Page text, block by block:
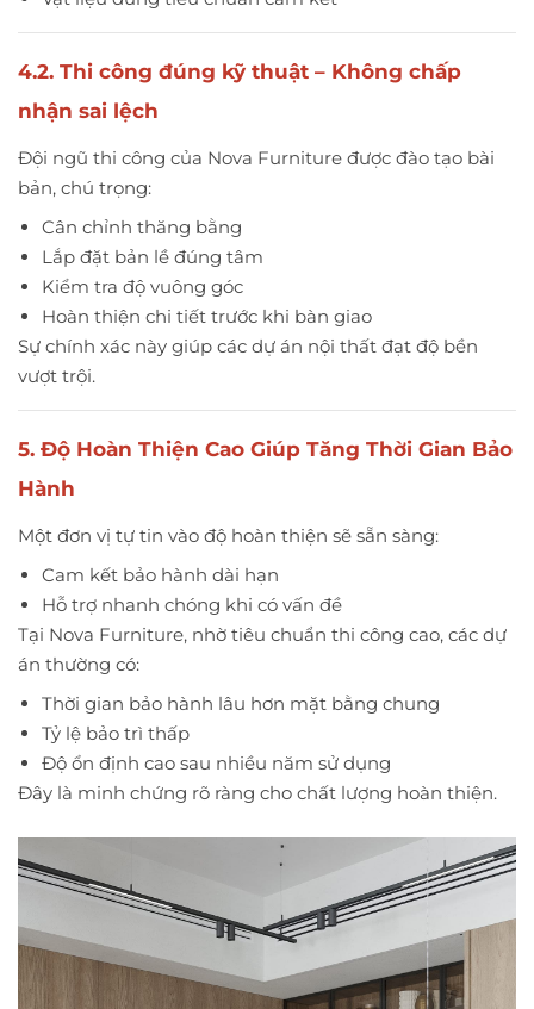
4.2. Thi công đúng kỹ thuật – Không chấp
nhận sai lệch
Đội ngũ thi công của Nova Furniture được đào tạo bài
bản, chú trọng:
Cân chỉnh thăng bằng
Lắp đặt bản lề đúng tâm
Kiểm tra độ vuông góc
Hoàn thiện chi tiết trước khi bàn giao
Sự chính xác này giúp các dự án nội thất đạt độ bền
vượt trội.
5. Độ Hoàn Thiện Cao Giúp Tăng Thời Gian Bảo
Hành
Một đơn vị tự tin vào độ hoàn thiện sẽ sẵn sàng:
Cam kết bảo hành dài hạn
Hỗ trợ nhanh chóng khi có vấn đề
Tại Nova Furniture, nhờ tiêu chuẩn thi công cao, các dự
án thường có:
Thời gian bảo hành lâu hơn mặt bằng chung
Tỷ lệ bảo trì thấp
Độ ổn định cao sau nhiều năm sử dụng
Đây là minh chứng rõ ràng cho chất lượng hoàn thiện.